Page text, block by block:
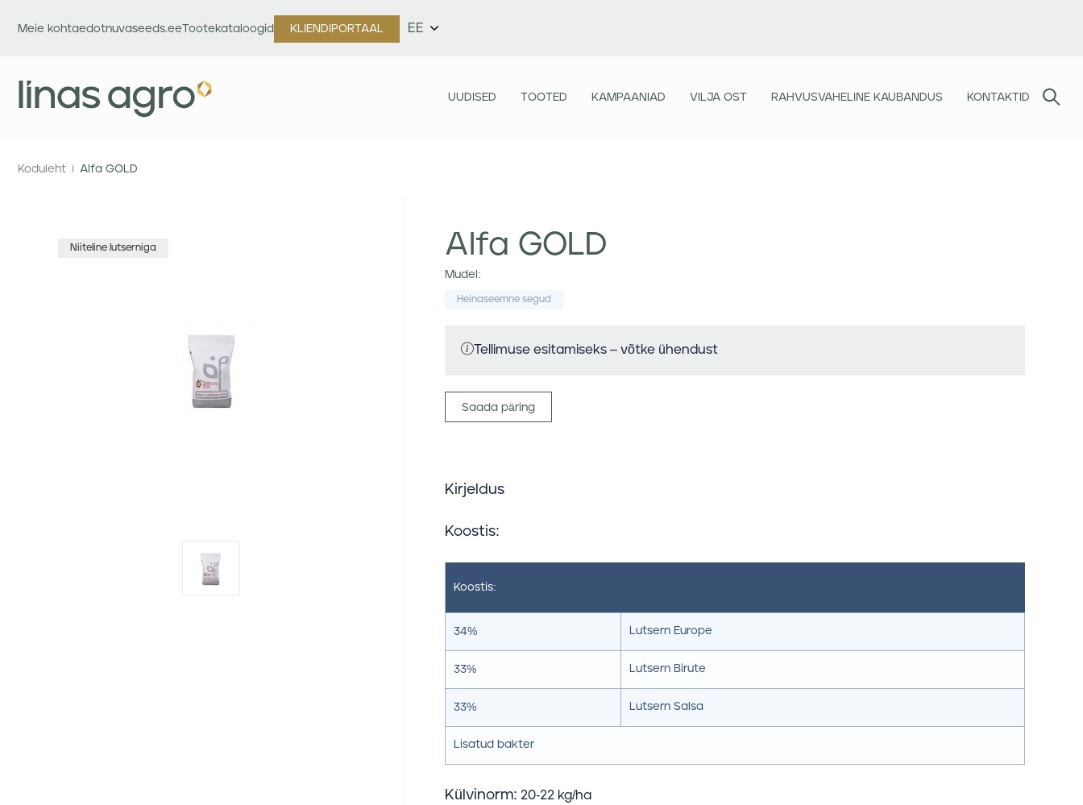
Meie kohtaedotnuvaseeds.eeTootekataloogid KLIENDIPORTAAL EE
UUDISED TOOTED KAMPAANIAD VILJA OST RAHVUSVAHELINE KAUBANDUS KONTAKTID
Koduleht Alfa GOLD
Niiteline lutserniga Alfa GOLD
Mudel:
Heinaseemne segud
Tellimuse esitamiseks – võtke ühendust
Saada päring
Kirjeldus
Koostis:
Koostis:
34% Lutsern Europe
33% Lutsern Birute
33% Lutsern Salsa
Lisatud bakter
Külvinorm: 20-22 kg/ha